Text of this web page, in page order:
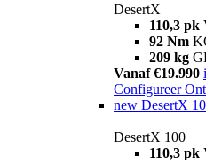
DesertX
110,3 pk
92 Nm
209 kg
Vanaf €19.990 i
Configureer
new DesertX
DesertX 100
110,3 pk